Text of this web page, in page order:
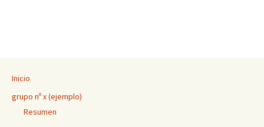
Inicio
grupo nº x (ejemplo)
Resumen